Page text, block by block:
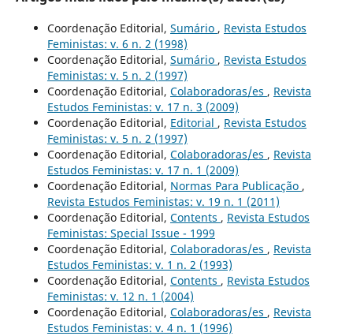
Coordenação Editorial, Sumário , Revista Estudos
Feministas: v. 6 n. 2 (1998)
Coordenação Editorial, Sumário , Revista Estudos
Feministas: v. 5 n. 2 (1997)
Coordenação Editorial, Colaboradoras/es , Revista
Estudos Feministas: v. 17 n. 3 (2009)
Coordenação Editorial, Editorial , Revista Estudos
Feministas: v. 5 n. 2 (1997)
Coordenação Editorial, Colaboradoras/es , Revista
Estudos Feministas: v. 17 n. 1 (2009)
Coordenação Editorial, Normas Para Publicação ,
Revista Estudos Feministas: v. 19 n. 1 (2011)
Coordenação Editorial, Contents , Revista Estudos
Feministas: Special Issue - 1999
Coordenação Editorial, Colaboradoras/es , Revista
Estudos Feministas: v. 1 n. 2 (1993)
Coordenação Editorial, Contents , Revista Estudos
Feministas: v. 12 n. 1 (2004)
Coordenação Editorial, Colaboradoras/es , Revista
Estudos Feministas: v. 4 n. 1 (1996)